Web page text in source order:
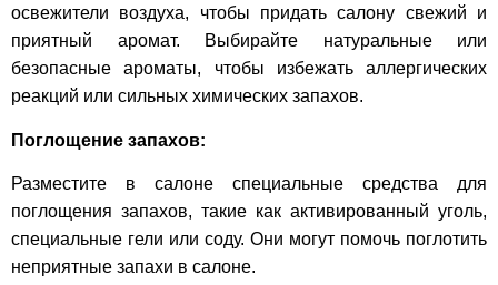
освежители воздуха, чтобы придать салону свежий и
приятный аромат. Выбирайте натуральные или
безопасные ароматы, чтобы избежать аллергических
реакций или сильных химических запахов.
Поглощение запахов:
Разместите в салоне специальные средства для
поглощения запахов, такие как активированный уголь,
специальные гели или соду. Они могут помочь поглотить
неприятные запахи в салоне.